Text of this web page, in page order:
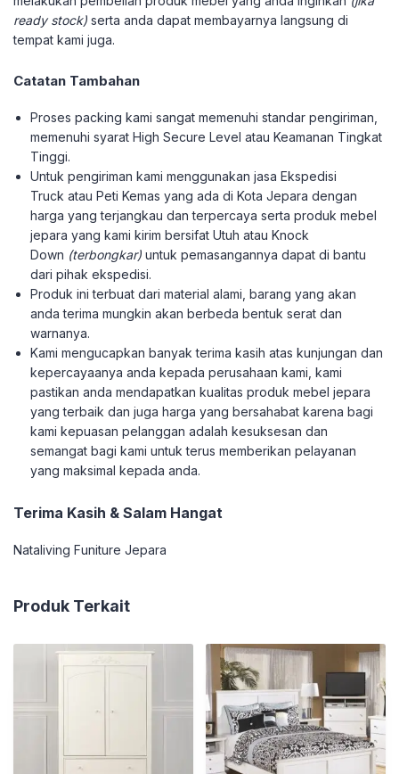
ready stock) serta anda dapat membayarnya langsung di
tempat kami juga.
Catatan Tambahan
Proses packing kami sangat memenuhi standar pengiriman,
memenuhi syarat High Secure Level atau Keamanan Tingkat
Tinggi.
Untuk pengiriman kami menggunakan jasa Ekspedisi
Truck atau Peti Kemas yang ada di Kota Jepara dengan
harga yang terjangkau dan terpercaya serta produk mebel
jepara yang kami kirim bersifat Utuh atau Knock
Down (terbongkar) untuk pemasangannya dapat di bantu
dari pihak ekspedisi.
Produk ini terbuat dari material alami, barang yang akan
anda terima mungkin akan berbeda bentuk serat dan
warnanya.
Kami mengucapkan banyak terima kasih atas kunjungan dan
kepercayaanya anda kepada perusahaan kami, kami
pastikan anda mendapatkan kualitas produk mebel jepara
yang terbaik dan juga harga yang bersahabat karena bagi
kami kepuasan pelanggan adalah kesuksesan dan
semangat bagi kami untuk terus memberikan pelayanan
yang maksimal kepada anda.
Terima Kasih & Salam Hangat
Nataliving Funiture Jepara
Produk Terkait